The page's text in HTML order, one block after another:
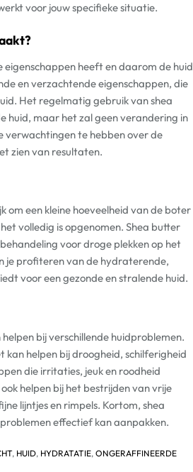
voor jouw specifieke situatie.
heeft en daarom de huid
en verzachtende eigenschappen, die
Het regelmatig gebruik van shea
huid, maar het zal geen verandering in
verwachtingen te hebben over de
zien van resultaten.
om een kleine hoeveelheid van de boter
volledig is opgenomen. Shea butter
voor droge plekken op het
je profiteren van de hydraterende,
voor een gezonde en stralende huid.
bij verschillende huidproblemen.
helpen bij droogheid, schilferigheid
die irritaties, jeuk en roodheid
helpen bij het bestrijden van vrije
lijntjes en rimpels. Kortom, shea
effectief kan aanpakken.
, HUID, HYDRATATIE, ONGERAFFINEERDE